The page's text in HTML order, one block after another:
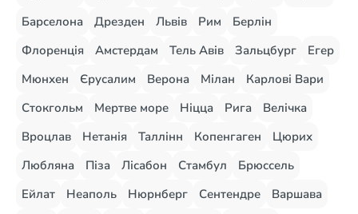
Барселона
Дрезден Львів Рим
Берлін
Флоренція
Амстердам Тель Авів Зальцбург
Егер
Мюнхен
Єрусалим Верона Мілан
Карлові Вари
Стокгольм
Мертве море Ніцца Рига
Велічка
Вроцлав
Нетанія Таллінн Копенгаген
Цюрих
Любляна
Піза Лісабон Стамбул
Брюссель
Ейлат
Неаполь Нюрнберг Сентендре
Варшава